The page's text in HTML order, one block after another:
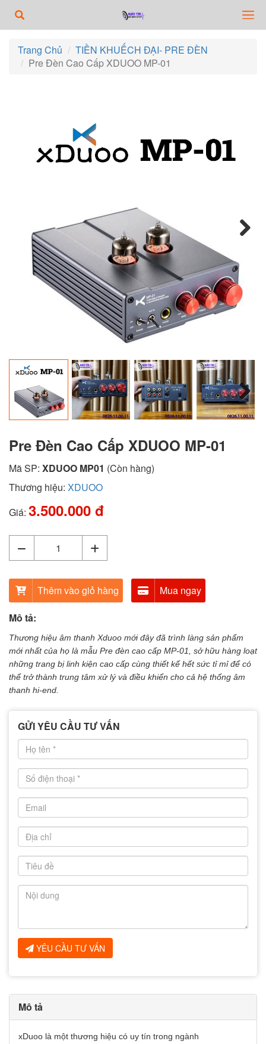
Trang Chủ
TIỀN KHUẾCH ĐẠI- PRE ĐÈN
Pre Đèn Cao Cấp XDUOO MP-01
Next
Pre Đèn Cao Cấp XDUOO MP-01
Mã SP: XDUOO MP01 (Còn hàng)
Thương hiệu: XDUOO
Giá: 3.500.000 đ
Thêm vào giỏ hàng
Mua ngay
Mô tả:
Thương hiệu âm thanh Xduoo mới đây đã trình làng sản phẩm
mới nhất của họ là mẫu Pre đèn cao cấp MP-01
, sở hữu hàng loạt
những trang bị linh kiện cao cấp cùng thiết kế hết sức tỉ mỉ để có
thể trở thành trung tâm xử lý và điều khiển cho cả hệ thống âm
thanh hi-end.
GỬI YÊU CẦU TƯ VẤN
YÊU CẦU TƯ VẤN
Mô tả
xDuoo là một thương hiệu có uy tín trong ngành